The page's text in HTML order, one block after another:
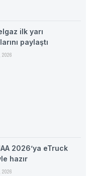
ilk yarı
paylaştı
2026
2026’ya eTruck
hazır
2026